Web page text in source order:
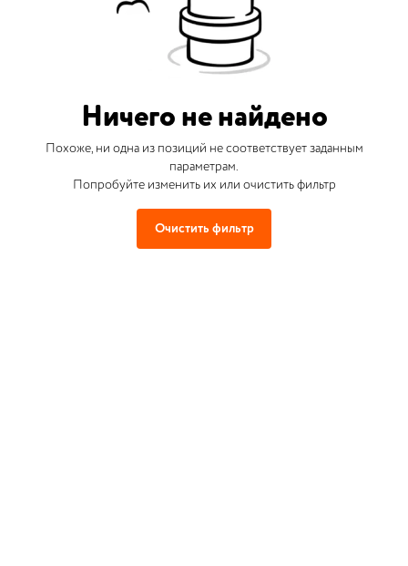
Ничего не найдено
Похоже, ни одна из позиций не соответствует заданным
параметрам.
Попробуйте изменить их или очистить фильтр
Очистить фильтр